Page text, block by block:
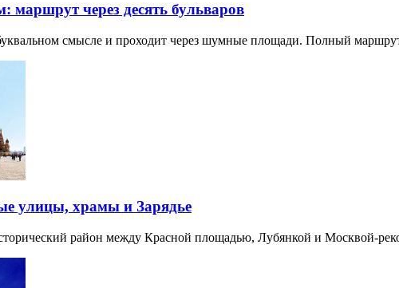
маршрут через десять бульваров
смысле и проходит через шумные площади. Полный
улицы, храмы и Зарядье
район между Красной площадью, Лубянкой и Москвой-